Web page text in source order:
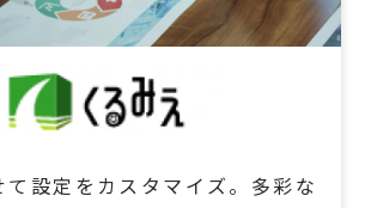
設定をカスタマイズ。多彩な